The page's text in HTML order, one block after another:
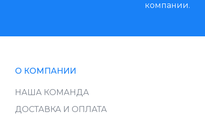
компании.
О КОМПАНИИ
НАША КОМАНДА
ДОСТАВКА И ОПЛАТА